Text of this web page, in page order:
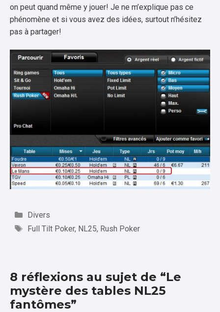
on peut quand même y jouer! Je ne m’explique pas ce
phénomène et si vous avez des idées, surtout n’hésitez
pas à partager!
Catégories
Divers
Étiquettes
Full Tilt Poker, NL25, Rush Poker
8 réflexions au sujet de “Le
mystère des tables NL25
fantômes”